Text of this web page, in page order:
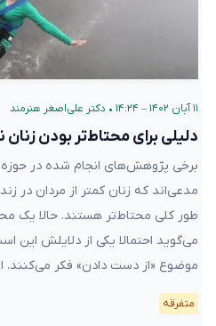
۱۱ آبان ۱۴۰۲ – ۱۴:۲۴ • دکتر علی‌اصغر هنرمند
دلیلی برای محتاط‌تر بودن
برخی پژوهش‌های انجام شده در حوزه
مدعی‌اند که زنان کمتر از مردان در
می‌گوید احتمالا یکی از دلایلش این
موضوع «از دست دادن» فکر می‌کنند.
متفرقه